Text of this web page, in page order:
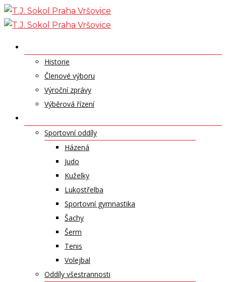
Skip
to
Historie
Členové výboru
Výroční zprávy
Výběrová řízení
Sportovní oddíly
Házená
Judo
Kuželky
Lukostřelba
Sportovní gymnastika
Šachy
Šerm
Tenis
Volejbal
Oddíly všestrannosti